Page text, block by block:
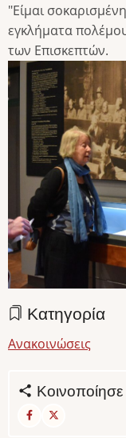
"Είμαι
εγκλήματα
των Επισκεπτών.
Κατηγορία
Ανακοινώσεις